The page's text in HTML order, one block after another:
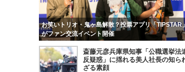
お笑いトリオ・鬼ヶ島解散？投票アプリ「TIPSTAR
がファン交流イベント開催
斎藤元彦兵庫県知事「公職選挙法
反疑惑」に揺れる美人社長の知ら
ざる素顔